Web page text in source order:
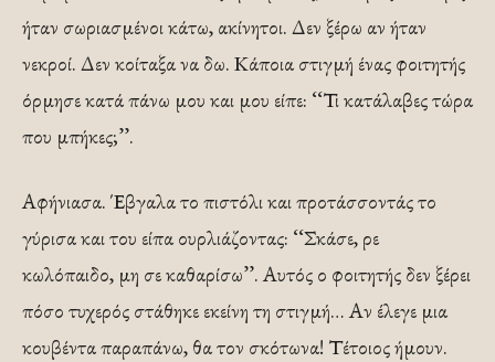
ήταν σωριασμένοι κάτω, ακίνητοι. Δεν ξέρω αν ήταν
νεκροί. Δεν κοίταξα να δω. Κάποια στιγμή ένας φοιτητής
όρμησε κατά πάνω μου και μου είπε: ‘‘Τι κατάλαβες τώρα
που μπήκες;’’.
Αφήνιασα. Έβγαλα το πιστόλι και προτάσσοντάς το
γύρισα και του είπα ουρλιάζοντας: ‘‘Σκάσε, ρε
κωλόπαιδο, μη σε καθαρίσω’’. Αυτός ο φοιτητής δεν ξέρει
πόσο τυχερός στάθηκε εκείνη τη στιγμή… Αν έλεγε μια
κουβέντα παραπάνω, θα τον σκότωνα! Τέτοιος ήμουν.